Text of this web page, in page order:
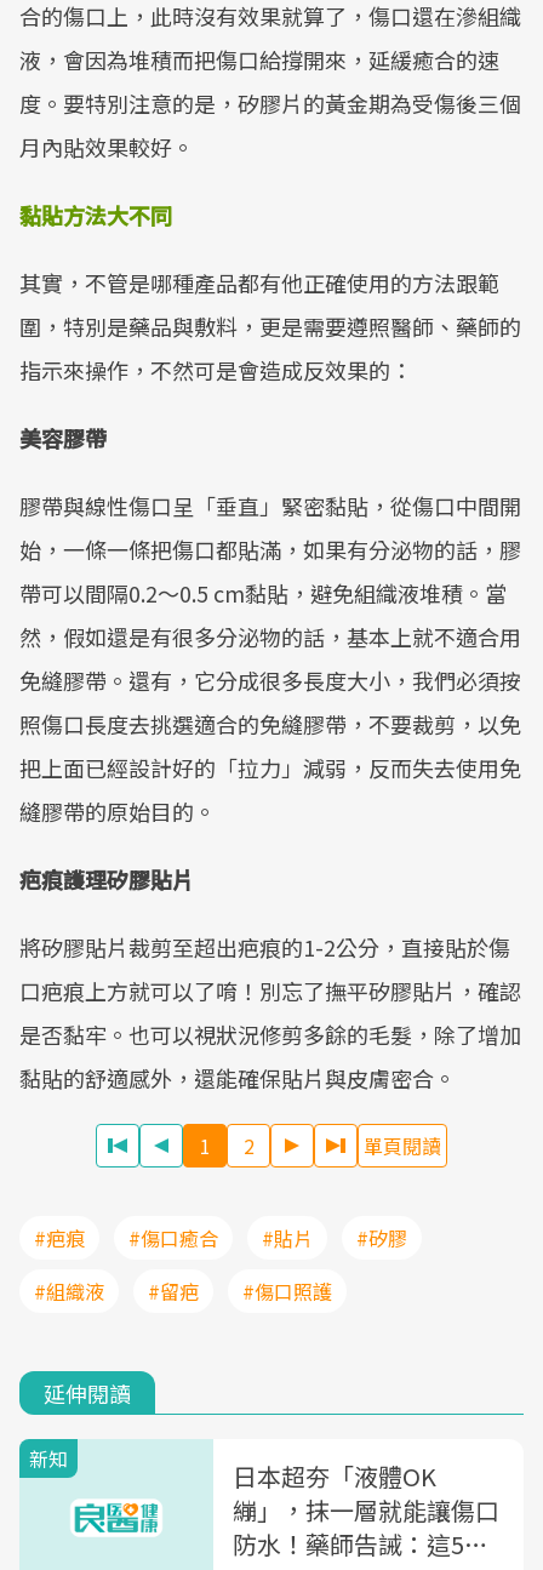
合的傷口上，此時沒有效果就算了，傷口還在滲組織
液，會因為堆積而把傷口給撐開來，延緩癒合的速
度。要特別注意的是，矽膠片的黃金期為受傷後三個
月內貼效果較好。
黏貼方法大不同
其實，不管是哪種產品都有他正確使用的方法跟範
圍，特別是藥品與敷料，更是需要遵照醫師、藥師的
指示來操作，不然可是會造成反效果的：
美容膠帶
膠帶與線性傷口呈「垂直」緊密黏貼，從傷口中間開
始，一條一條把傷口都貼滿，如果有分泌物的話，膠
帶可以間隔0.2～0.5 cm黏貼，避免組織液堆積。當
然，假如還是有很多分泌物的話，基本上就不適合用
免縫膠帶。還有，它分成很多長度大小，我們必須按
照傷口長度去挑選適合的免縫膠帶，不要裁剪，以免
把上面已經設計好的「拉力」減弱，反而失去使用免
縫膠帶的原始目的。
疤痕護理矽膠貼片
將矽膠貼片裁剪至超出疤痕的1-2公分，直接貼於傷
口疤痕上方就可以了唷！別忘了撫平矽膠貼片，確認
是否黏牢。也可以視狀況修剪多餘的毛髮，除了增加
黏貼的舒適感外，還能確保貼片與皮膚密合。
1 2 單頁閱讀
#疤痕 #傷口癒合 #貼片
#矽膠
#組織液
#留疤 #傷口照護
延伸閱讀
新知
日本超夯「液體OK
繃」，抹一層就能讓傷口
防水！藥師告誡：這5種